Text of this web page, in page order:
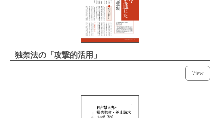
独禁法の「攻撃的活用」
View